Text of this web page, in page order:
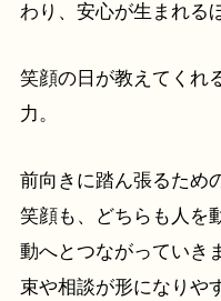
わり、安心が生まれる
笑顔の日が教えてくれ
力。
前向きに踏ん張るため
笑顔も、どちらも人を
動へとつながっていき
束や相談が形になりや